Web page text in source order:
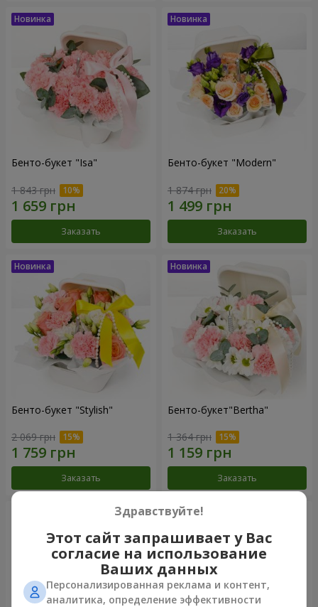
Бенто-букет "Isa"
1 843 грн
Заказать
Бенто-букет "Modern"
1 874 грн
Заказать
Бенто-букет "Stylish"
2 069 грн
Заказать
Бенто-букет"Bertha"
1 364 грн
Заказать
Здравствуйте!
Этот сайт запрашивает у Вас
согласие на использование
Ваших данных
Персонализированная реклама и контент,
аналитика, определение эффективности